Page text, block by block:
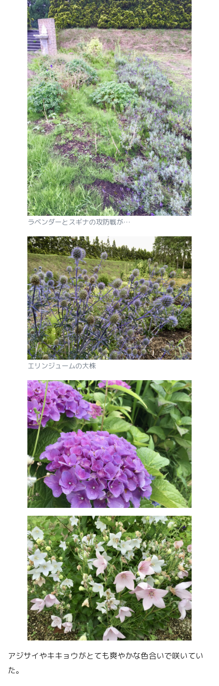
ラベンダーとスギナの攻防戦が…
エリンジュームの大株
アジサイやキキョウがとても爽やかな色合いで咲いてい
た。